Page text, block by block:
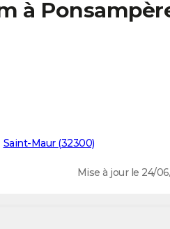
à
Saint-Maur (32300)
Mise à jour le 24/